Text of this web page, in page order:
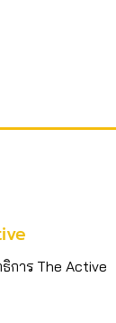
การ The Active